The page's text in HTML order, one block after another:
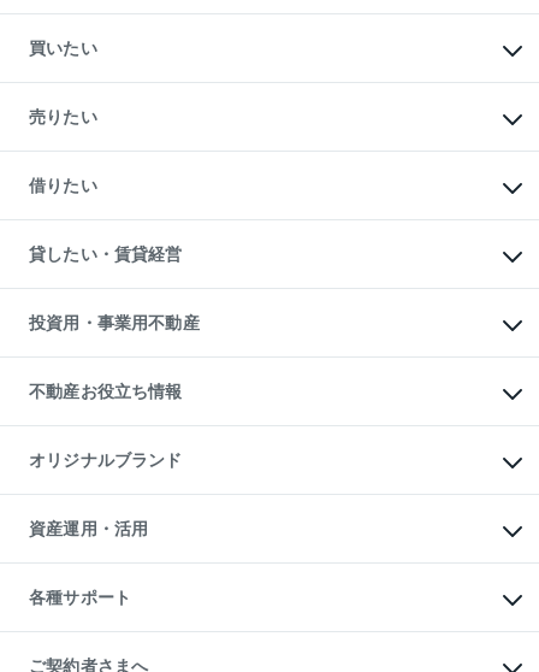
買いたい
新築・分譲マンションの購入
中古マンションの購入
一戸建ての購入
中古一戸建ての購入
不動産購入の流れ
注目キーワード物件特集
購入ガイド
English 繁体中文簡体中文
売りたい
一戸建ての売却・査定
土地の売却・査定
スピードAI査定
不動産査定について
不動産売却の流れ
不動産買換えの流れ
売却ガイド
借りたい
オフィス・店舗の賃貸
借りるときの流れ
借りるガイド
貸したい・賃貸経営
マンション賃料データ
賃貸管理プラン
リロケーションについて
貸すガイド
投資用・事業用不動産
事業用不動産
マンション投資
投資用マンション
アパート経営
収益物件
ビル購入（ビル一棟）
投資用不動産の売却査定
事業用不動産の売却査定
不動産お役立ち情報
マンションライブラリー
人気マンションランキング
暮らしに役立つ不動産メディア
不動産相場・不動産価格情報
不動産コラム・ニュース
不動産用語集
不動産なんでもネット相談室
住まいの税金
オリジナルブランド
一棟リノベーションマンション
L`GENTE（ルジェンテ）
区分リノベーションマンション
投資用一棟レジデンスWELL
不動産小口投資
LEGACIA（レガシア）
資産運用・活用
不動産M&A
アセットマネジメント・出資
各種サポート
相続サポート
ご契約者さまへ